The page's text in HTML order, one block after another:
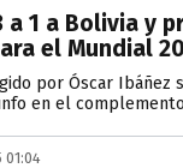
a 1 a Bolivia y
el Mundial
por Óscar Ibáñez
en el